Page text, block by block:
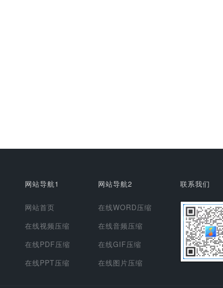
网站导航1
网站首页
在线视频压缩
在线PDF压缩
在线PPT压缩
网站导航2
在线WORD压缩
在线音频压缩
在线GIF压缩
在线图片压缩
联系我们